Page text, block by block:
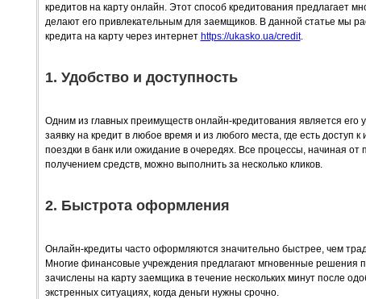
кредитов на карту онлайн. Этот способ кредитования предлагает
делают его привлекательным для заемщиков. В данной статье мы
кредита на карту через интернет https://ukasko.ua/credit.
1. Удобство и доступность
Одним из главных преимуществ онлайн-кредитования является его
заявку на кредит в любое время и из любого места, где есть доступ
поездки в банк или ожидание в очередях. Все процессы, начиная от
получением средств, можно выполнить за несколько кликов.
2. Быстрота оформления
Онлайн-кредиты часто оформляются значительно быстрее, чем
Многие финансовые учреждения предлагают мгновенные решения
зачислены на карту заемщика в течение нескольких минут после
экстренных ситуациях, когда деньги нужны срочно.